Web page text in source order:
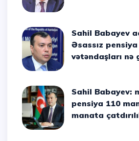
Sahil Babayev açıqladı –
Əsassız pensiya
vətəndaşları nə
Sahil Babayev: minimum
pensiya 110
manata